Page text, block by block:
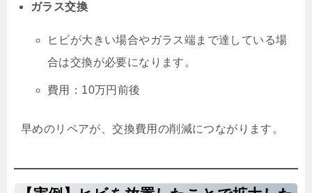
ガラス交換
ヒビが大きい場合やガラス端まで達している場
合は交換が必要になります。
費用：10万円前後
早めのリペアが、交換費用の削減につながります。